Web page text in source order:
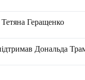
Геращенко
Дональда